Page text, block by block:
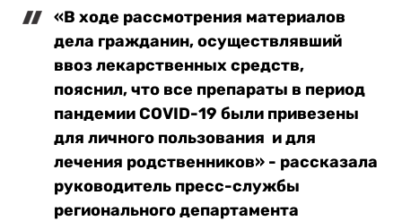
«В ходе рассмотрения материалов
дела гражданин, осуществлявший
ввоз лекарственных средств,
пояснил, что все препараты в период
пандемии COVID-19 были привезены
для личного пользования и для
лечения родственников» - рассказала
руководитель пресс-службы
регионального департамента